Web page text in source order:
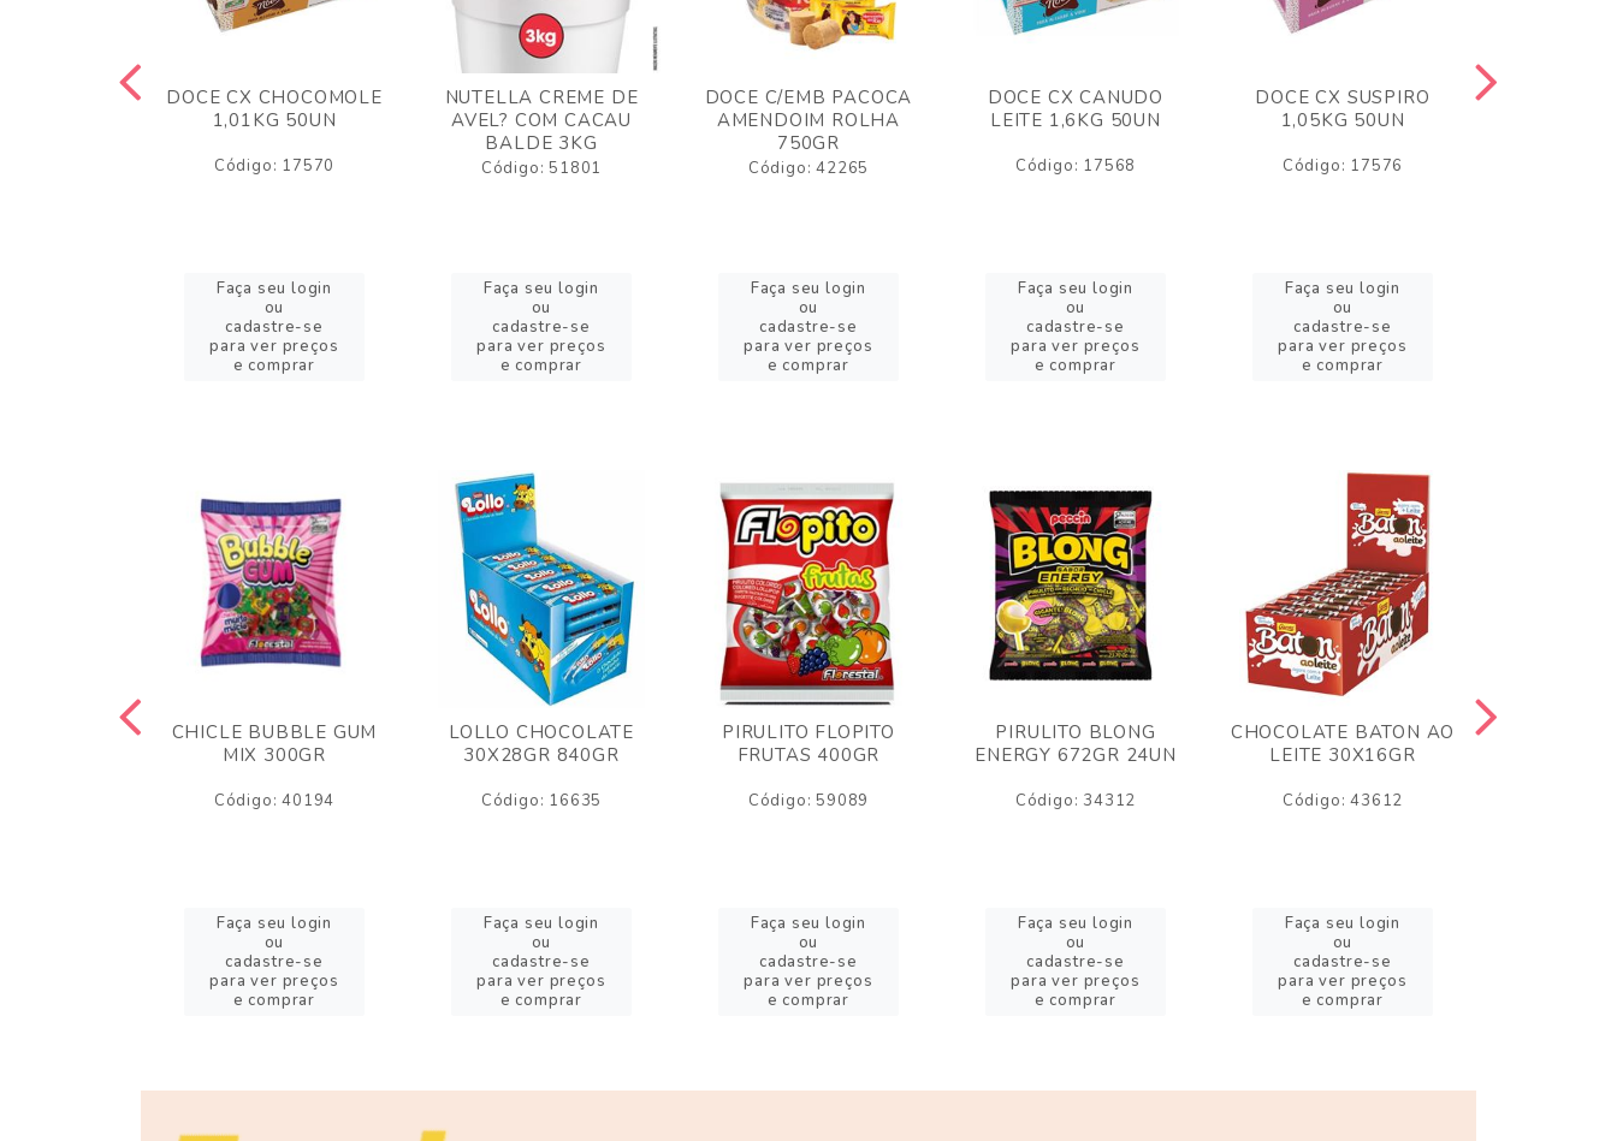
DOCE CX CHOCOMOLE
1,01KG 50UN
Código: 17570
Faça seu login
ou
cadastre-se
para ver preços
e comprar
NUTELLA CREME DE
AVEL? COM CACAU
BALDE 3KG
Código: 51801
Faça seu login
ou
cadastre-se
para ver preços
e comprar
DOCE C/EMB PACOCA
AMENDOIM ROLHA
750GR
Código: 42265
Faça seu login
ou
cadastre-se
para ver preços
e comprar
DOCE CX CANUDO
LEITE 1,6KG 50UN
Código: 17568
Faça seu login
ou
cadastre-se
para ver preços
e comprar
DOCE CX SUSPIRO
1,05KG 50UN
Código: 17576
Faça seu login
ou
cadastre-se
para ver preços
e comprar
CHICLE BUBBLE GUM
MIX 300GR
Código: 40194
Faça seu login
ou
cadastre-se
para ver preços
e comprar
LOLLO CHOCOLATE
30X28GR 840GR
Código: 16635
Faça seu login
ou
cadastre-se
para ver preços
e comprar
PIRULITO FLOPITO
FRUTAS 400GR
Código: 59089
Faça seu login
ou
cadastre-se
para ver preços
e comprar
PIRULITO BLONG
ENERGY 672GR 24UN
Código: 34312
Faça seu login
ou
cadastre-se
para ver preços
e comprar
CHOCOLATE BATON AO
LEITE 30X16GR
Código: 43612
Faça seu login
ou
cadastre-se
para ver preços
e comprar